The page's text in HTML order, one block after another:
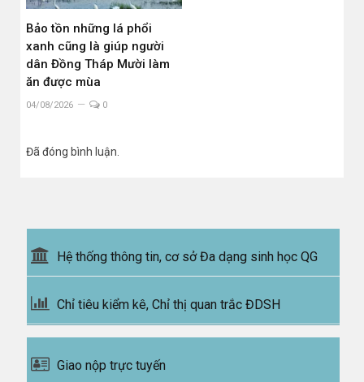
Bảo tồn những lá phổi
xanh cũng là giúp người
dân Đồng Tháp Mười làm
ăn được mùa
04/08/2026 0
Đã đóng bình luận.
Hệ thống thông tin, cơ sở Đa dạng sinh học QG
Chỉ tiêu kiểm kê, Chỉ thị quan trắc ĐDSH
Giao nộp trực tuyến